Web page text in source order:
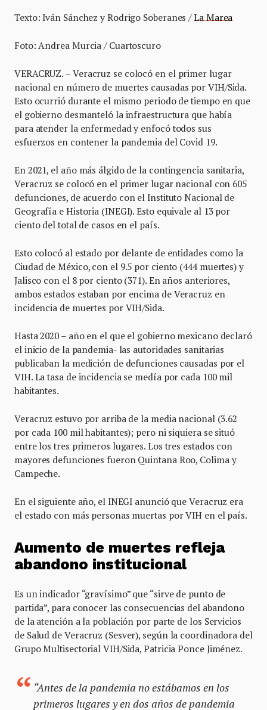
Texto: Iván Sánchez y Rodrigo Soberanes /La Marea
Foto: Andrea Murcia / Cuartoscuro
VERACRUZ. – Veracruz se colocó en el primer lugar
nacional en número de muertes causadas por VIH/Sida.
Esto ocurrió durante el mismo periodo de tiempo en que
el gobierno desmanteló la infraestructura que había
para atender la enfermedad y enfocó todos sus
esfuerzos en contener la pandemia del Covid 19.
En 2021, el año más álgido de la contingencia sanitaria,
Veracruz se colocó en el primer lugar nacional con 605
defunciones, de acuerdo con el Instituto Nacional de
Geografía e Historia (INEGI). Esto equivale al 13 por
ciento del total de casos en el país.
Esto colocó al estado por delante de entidades como la
Ciudad de México, con el 9.5 por ciento (444 muertes) y
Jalisco con el 8 por ciento (371). En años anteriores,
ambos estados estaban por encima de Veracruz en
incidencia de muertes por VIH/Sida.
Hasta 2020 – año en el que el gobierno mexicano declaró
el inicio de la pandemia- las autoridades sanitarias
publicaban la medición de defunciones causadas por el
VIH. La tasa de incidencia se medía por cada 100 mil
habitantes.
Veracruz estuvo por arriba de la media nacional (3.62
por cada 100 mil habitantes); pero ni siquiera se situó
entre los tres primeros lugares. Los tres estados con
mayores defunciones fueron Quintana Roo, Colima y
Campeche.
En el siguiente año, el INEGI anunció que Veracruz era
el estado con más personas muertas por VIH en el país.
Aumento de muertes refleja
abandono institucional
Es un indicador “gravísimo” que “sirve de punto de
partida”, para conocer las consecuencias del abandono
de la atención a la población por parte de los Servicios
de Salud de Veracruz (Sesver), según la coordinadora del
Grupo Multisectorial VIH/Sida, Patricia Ponce Jiménez.
“Antes de la pandemia no estábamos en los
primeros lugares y en dos años de pandemia